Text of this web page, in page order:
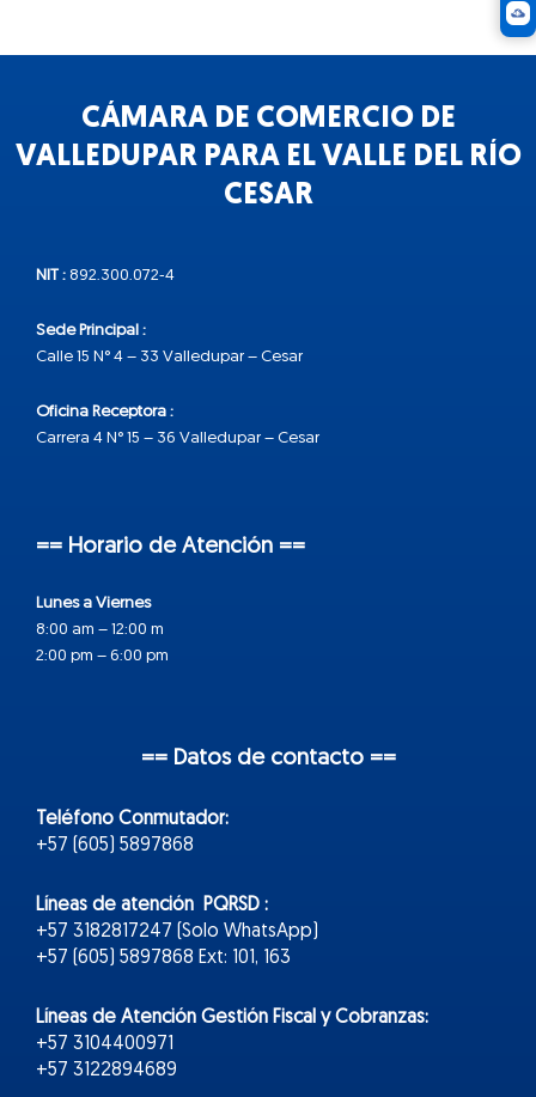
CÁMARA DE COMERCIO DE
VALLEDUPAR PARA EL VALLE DEL RÍO
CESAR
NIT : 892.300.072-4
Sede Principal :
Calle 15 N° 4 – 33 Valledupar – Cesar
Oficina Receptora :
Carrera 4 N° 15 – 36 Valledupar – Cesar
== Horario de Atención ==
Lunes a Viernes
8:00 am – 12:00 m
2:00 pm – 6:00 pm
== Datos de contacto ==
Teléfono Conmutador:
+57 (605) 5897868
Líneas de atención PQRSD :
+57 3182817247 (Solo WhatsApp)
+57 (605) 5897868 Ext: 101, 163
Líneas de Atención Gestión Fiscal y Cobranzas:
+57 3104400971
+57 3122894689